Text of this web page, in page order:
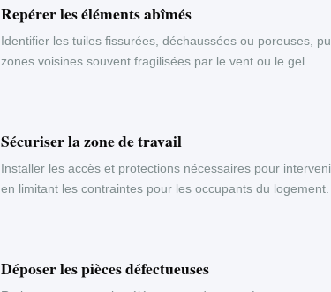
Repérer les éléments abîmés
Identifier les tuiles fissurées, déchaussées ou poreuses,
zones voisines souvent fragilisées par le vent ou le gel.
Sécuriser la zone de travail
Installer les accès et protections nécessaires pour
en limitant les contraintes pour les occupants du logement.
Déposer les pièces défectueuses